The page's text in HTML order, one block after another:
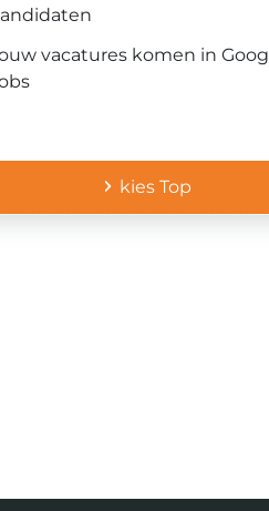
vacatures komen in
kies Top